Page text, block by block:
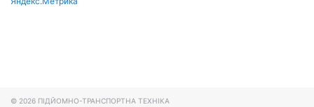
© 2026 ПІДЙОМНО-ТРАНСПОРТНА ТЕХНІКА